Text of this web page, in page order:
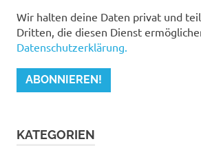
Wir halten deine Daten privat und
Dritten, die diesen Dienst
Datenschutzerklärung.
KATEGORIEN